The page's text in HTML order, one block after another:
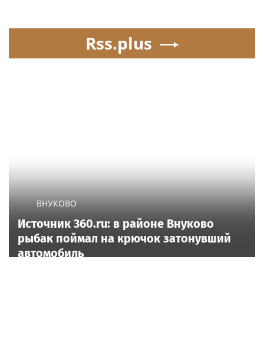
Rss.plus
ВНУКОВО
Источник 360.ru: в районе Внуково
рыбак поймал на крючок затонувший
автомобиль